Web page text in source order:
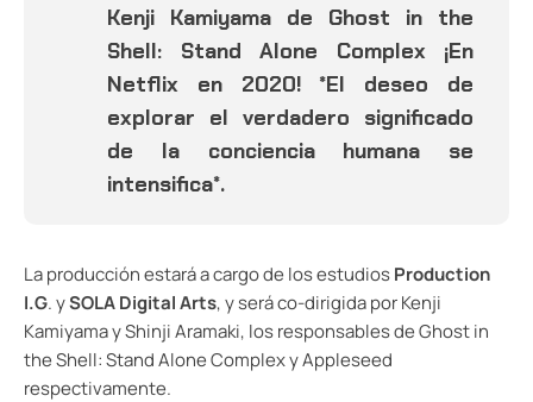
Kenji Kamiyama de Ghost in the
Shell: Stand Alone Complex ¡En
Netflix en 2020! *El deseo de
explorar el verdadero significado
de la conciencia humana se
intensifica*.
La producción estará a cargo de los estudiosProduction
I.G. ySOLA Digital Arts, y será co-dirigida por Kenji
Kamiyama y Shinji Aramaki, los responsables de Ghost in
the Shell: Stand Alone Complex y Appleseed
respectivamente.